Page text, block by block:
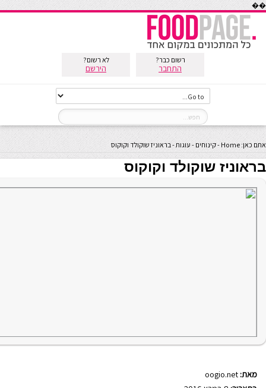
��
רשום כבר?
התחבר
לא רשום?
הירשם
אתם כאן: Home
-קינוחים - עוגות-בראוניז שוקולד וקוקוס
בראוניז שוקולד וקוקוס
מאת: oogio.net